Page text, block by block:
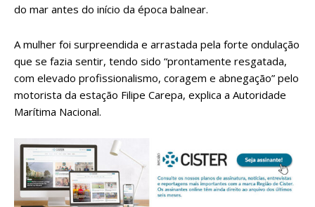
do mar antes do início da época balnear.
A mulher foi surpreendida e arrastada pela forte ondulação
que se fazia sentir, tendo sido “prontamente resgatada,
com elevado profissionalismo, coragem e abnegação” pelo
motorista da estação Filipe Carepa, explica a Autoridade
Marítima Nacional.